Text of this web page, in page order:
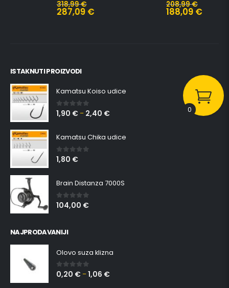
ISTAKNUTI PROIZVODI
Kamatsu Koiso udice
0 out of 5
1,90 € – 2,40 €
Kamatsu Chika udice
0 out of 5
1,80 €
Brain Distanza 7000S
0out of 5
104,00 €
NAJPRODAVANIJI
Olovo suza klizna
0 out of 5
0,20 € –1,06 €
0